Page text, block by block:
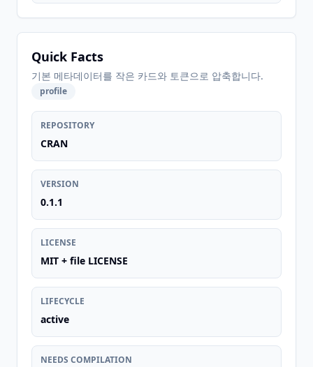
Quick Facts
기본 메타데이터를 작은 카드와 토큰으로 압축합니다.
profile
REPOSITORY
CRAN
VERSION
0.1.1
LICENSE
MIT + file LICENSE
LIFECYCLE
active
NEEDS COMPILATION